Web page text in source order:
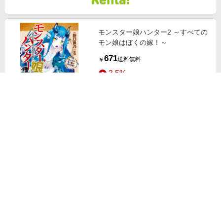
モンスター娘ハンター2 ～すべての
モン娘はぼくの嫁！～
￥ 671送料無料
3.5%